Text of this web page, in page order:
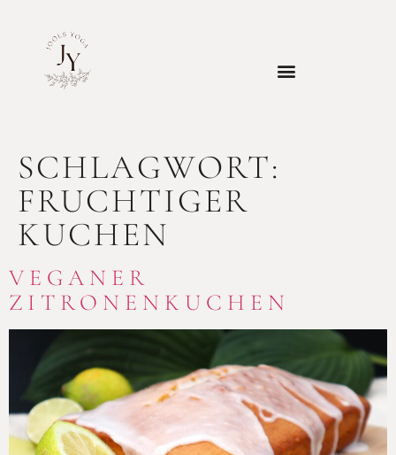
SCHLAGWORT:
FRUCHTIGER
KUCHEN
VEGANER
ZITRONENKUCHEN